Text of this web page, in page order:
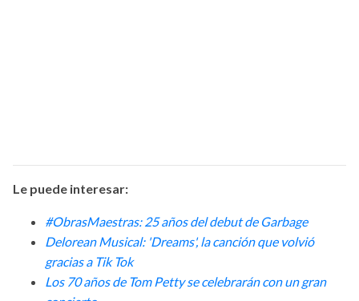
Le puede interesar:
#ObrasMaestras: 25 años del debut de Garbage
Delorean Musical: 'Dreams', la canción que volvió
gracias a Tik Tok
Los 70 años de Tom Petty se celebrarán con un gran